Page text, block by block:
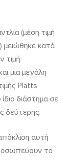
(μέση τιμή
μειώθηκε κατά
τιμή
μια μεγάλη
Platts
διάστημα σε
δεύτερης.
αυτή
το